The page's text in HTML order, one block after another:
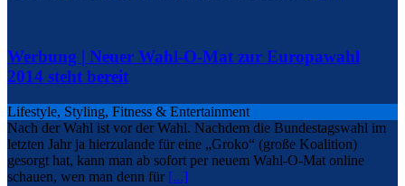
Werbung | Neuer Wahl-O-Mat zur Europawahl
2014 steht bereit
Lifestyle, Styling, Fitness & Entertainment
Nach der Wahl ist vor der Wahl. Nachdem die Bundestagswahl im
letzten Jahr ja hierzulande für eine „Groko“ (große Koalition)
gesorgt hat, kann man ab sofort per neuem Wahl-O-Mat online
schauen, wen man denn für [...]